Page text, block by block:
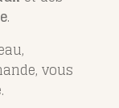
.
vous